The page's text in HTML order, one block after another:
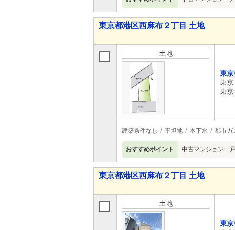
東京都港区西麻布２丁目 土地
土地
東
東
東
建築条件なし 平坦地 本下水 都市ガ
おすすめポイント 中古マンション一
東京都港区西麻布２丁目 土地
土地
東